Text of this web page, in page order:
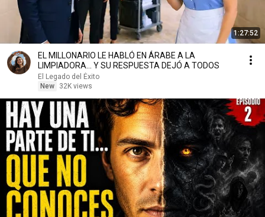
1:27:52
EL MILLONARIO LE HABLÓ EN ÁRABE A LA
LIMPIADORA… Y SU RESPUESTA DEJÓ A TODOS
El Legado del Éxito
New
32K views